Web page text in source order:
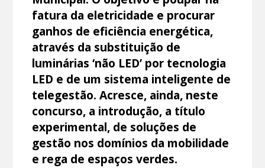
fatura da eletricidade e procurar
ganhos de eficiência energética,
através da substituição de
luminárias ‘não LED’ por tecnologia
LED e de um sistema inteligente de
telegestão. Acresce, ainda, neste
concurso, a introdução, a título
experimental, de soluções de
gestão nos domínios da mobilidade
e rega de espaços verdes.